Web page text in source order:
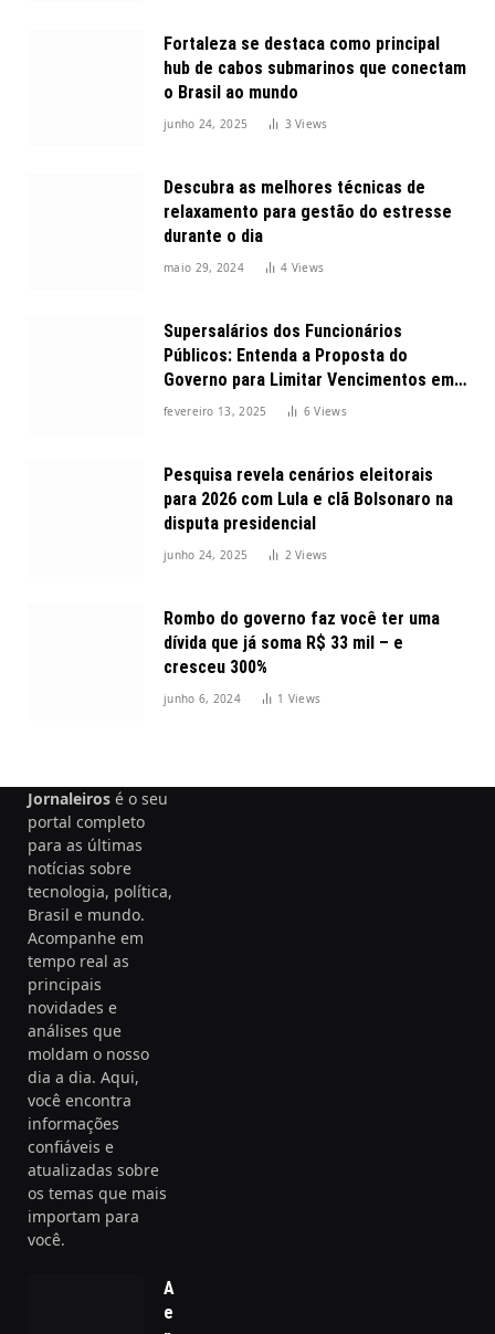
Fortaleza se destaca como principal
hub de cabos submarinos que conectam
o Brasil ao mundo
junho 24, 2025 3Views
Descubra as melhores técnicas de
relaxamento para gestão do estresse
durante o dia
maio 29, 2024 4 Views
Supersalários dos Funcionários
Públicos: Entenda a Proposta do
Governo para Limitar Vencimentos em
2025
fevereiro 13, 2025 6Views
Pesquisa revela cenários eleitorais
para 2026 com Lula e clã Bolsonaro na
disputa presidencial
junho 24, 2025 2Views
Rombo do governo faz você ter uma
dívida que já soma R$ 33 mil – e
cresceu 300%
junho 6, 2024 1 Views
Jornaleiros é o seu
portal completo
para as últimas
notícias sobre
tecnologia, política,
Brasil e mundo.
Acompanhe em
tempo real as
principais
novidades e
análises que
moldam o nosso
dia a dia. Aqui,
você encontra
informações
confiáveis e
atualizadas sobre
os temas que mais
importam para
você.
Alimentação
estratégica